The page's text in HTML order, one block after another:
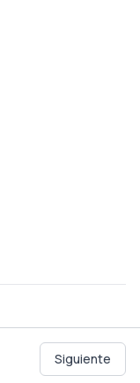
Siguiente